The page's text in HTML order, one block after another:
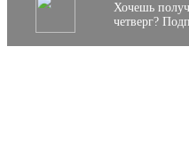
Хочешь
четверг?